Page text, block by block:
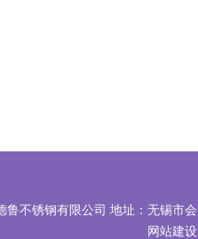
鲁不锈钢有限公司 地址：无锡市
网站建